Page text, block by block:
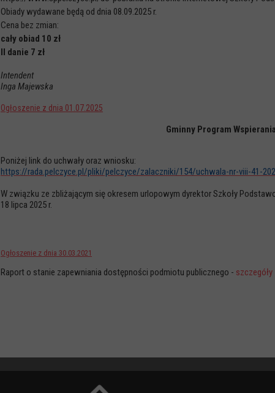
Obiady wydawane będą od dnia 08.09.2025 r.
Cena bez zmian:
cały obiad 10 zł
II danie 7 zł
Intendent
Inga Majewska
Ogłoszenie z dnia 01.07.2025
Gminny Program
Poniżej link do uchwały oraz wniosku:
https://rada.pelczyce.pl/pliki/pelczyce/zalaczniki/154/uchwala-nr-viii-41-
W związku ze zbliżającym się okresem urlopowym dyrektor Szkoły
18 lipca 2025 r.
Ogłoszenie z dnia 30.03.2021
Raport o stanie zapewniania dostępności podmiotu publicznego - szczegóły